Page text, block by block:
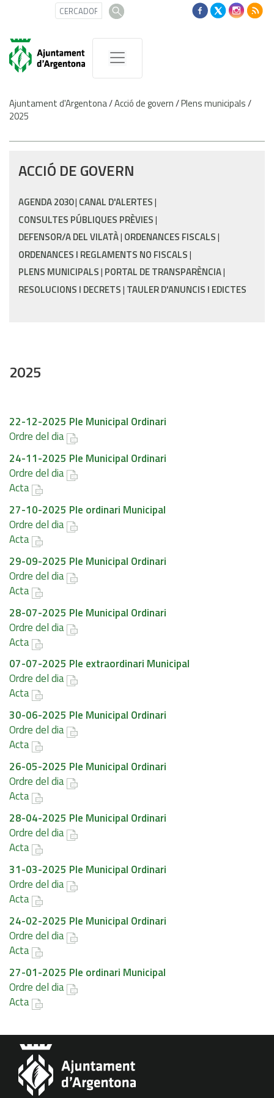
Ajuntament d'Argentona/Acció de govern/Plens municipals/
2025
ACCIÓ DE GOVERN
AGENDA 2030 CANAL D'ALERTES
CONSULTES PÚBLIQUES PRÈVIES
DEFENSOR/A DEL VILATÀ ORDENANCES FISCALS
ORDENANCES I REGLAMENTS NO FISCALS
PLENS MUNICIPALS PORTAL DE TRANSPARÈNCIA
RESOLUCIONS I DECRETS TAULER D'ANUNCIS I EDICTES
2025
22-12-2025 Ple Municipal Ordinari
Ordre del dia
24-11-2025 Ple Municipal Ordinari
Ordre del dia
Acta
27-10-2025 Ple ordinari Municipal
Ordre del dia
Acta
29-09-2025 Ple Municipal Ordinari
Ordre del dia
Acta
28-07-2025 Ple Municipal Ordinari
Ordre del dia
Acta
07-07-2025 Ple extraordinari Municipal
Ordre del dia
Acta
30-06-2025 Ple Municipal Ordinari
Ordre del dia
Acta
26-05-2025 Ple Municipal Ordinari
Ordre del dia
Acta
28-04-2025 Ple Municipal Ordinari
Ordre del dia
Acta
31-03-2025 Ple Municipal Ordinari
Ordre del dia
Acta
24-02-2025 Ple Municipal Ordinari
Ordre del dia
Acta
27-01-2025 Ple ordinari Municipal
Ordre del dia
Acta